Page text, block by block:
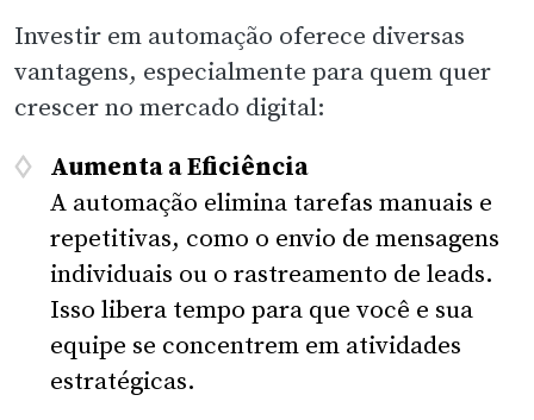
Investir em automação oferece diversas
vantagens, especialmente para quem quer
crescer no mercado digital:
Aumenta a Eficiência
A automação elimina tarefas manuais e
repetitivas, como o envio de mensagens
individuais ou o rastreamento de leads.
Isso libera tempo para que você e sua
equipe se concentrem em atividades
estratégicas.